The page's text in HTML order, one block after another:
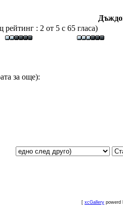
рейтинг : 2 от 5 с 65 гласа)
за още):
[ xcGallery